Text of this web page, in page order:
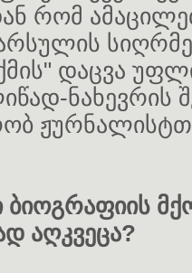
რომ
დაცვა
ნახევრის
ბიოგრაფიის
აღკვეცა?